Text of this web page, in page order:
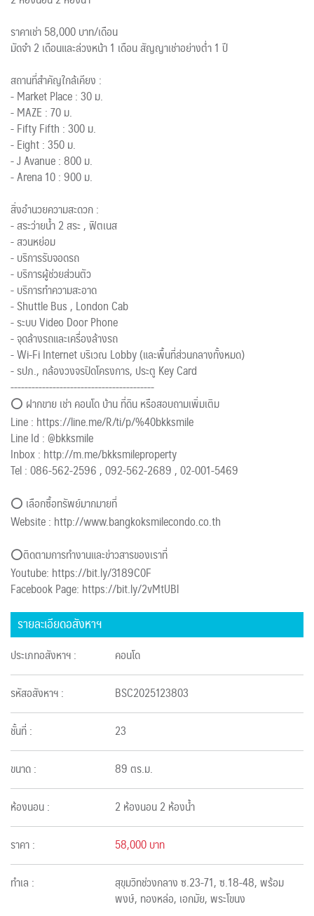
ราคาเช่า 58,000 บาท/เดือน
มัดจำ 2 เดือนและล่วงหน้า 1 เดือน สัญญาเช่าอย่างต่ำ 1 ปี
สถานที่สำคัญใกล้เคียง :
- Market Place : 30 ม.
- MAZE : 70 ม.
- Fifty Fifth : 300 ม.
- Eight : 350 ม.
- J Avanue : 800 ม.
- Arena 10 : 900 ม.
สิ่งอำนวยความสะดวก :
- สระว่ายน้ำ 2 สระ , ฟิตเนส
- สวนหย่อม
- บริการรับจอดรถ
- บริการผู้ช่วยส่วนตัว
- บริการทำความสะอาด
- Shuttle Bus , London Cab
- ระบบ Video Door Phone
- จุดล้างรถและเครื่องล้างรถ
- Wi-Fi Internet บริเวณ Lobby (และพื้นที่ส่วนกลางทั้งหมด)
- รปภ., กล้องวงจรปิดโครงการ, ประตู Key Card
-----------------------------------------
⭕ ฝากขาย เช่า คอนโด บ้าน ที่ดิน หรือสอบถามเพิ่มเติม
Line : https://line.me/R/ti/p/%40bkksmile
Line Id : @bkksmile
Inbox : http://m.me/bkksmileproperty
Tel : 086-562-2596 , 092-562-2689 , 02-001-5469
⭕ เลือกซื้อทรัพย์มากมายที่
Website : http://www.bangkoksmilecondo.co.th
⭕️ติดตามการทำงานและข่าวสารของเราที่
Youtube: https://bit.ly/3189C0F
Facebook Page: https://bit.ly/2vMtUBl
รายละเอียดอสังหาฯ
ประเภทอสังหาฯ : คอนโด
รหัสอสังหาฯ : BSC2025123803
ชั้นที่ : 23
ขนาด : 89 ตร.ม.
ห้องนอน : 2 ห้องนอน 2 ห้องน้ำ
ราคา : 58,000 บาท
ทำเล :
สุขุมวิทช่วงกลาง ซ.23-71, ซ.18-48, พร้อม
พงษ์, ทองหล่อ, เอกมัย, พระโขนง